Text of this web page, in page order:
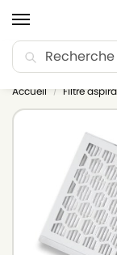
🚚
Accueil / Filtre